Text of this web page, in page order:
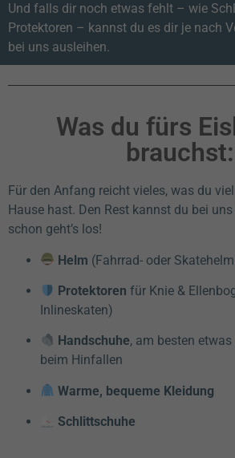
Und falls dir noch etwas fehlt – wie
Protektoren – kannst du es dir je nach
bei uns ausleihen.
Was du fürs
brauchst:
Für den Anfang reicht vieles, was du
Hause hast. Den Rest kannst du bei
schon geht’s los!
Helm (Fahrrad- oder
Protektoren für Knie &
Inlineskaten)
Handschuhe, am besten
beim Hinfallen
Warme, bequeme Kleidung
Schlittschuhe